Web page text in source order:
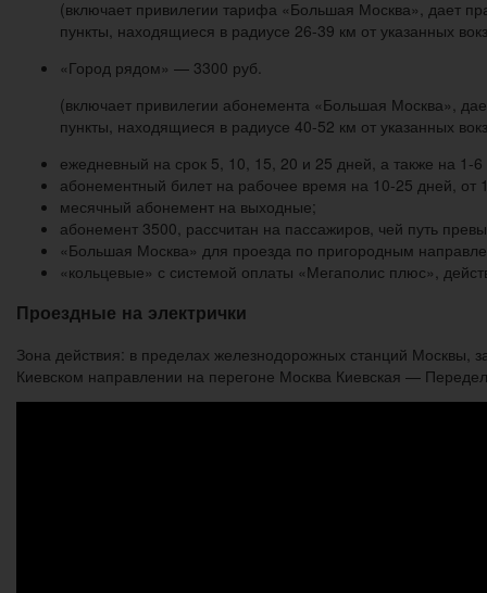
(включает привилегии тарифа «Большая Москва», дает
пункты, находящиеся в радиусе 26-39 км от указанных
«Город рядом» — 3300 руб.
(включает привилегии абонемента «Большая Москва»,
пункты, находящиеся в радиусе 40-52 км от указанных
ежедневный на срок 5, 10, 15, 20 и 25 дней, а также на 1-
абонементный билет на рабочее время на 10-25 дней, от
месячный абонемент на выходные;
абонемент 3500, рассчитан на пассажиров, чей путь
«Большая Москва» для проезда по пригородным
«кольцевые» с системой оплаты «Мегаполис плюс»,
Проездные на электрички
Зона действия: в пределах железнодорожных станций Москвы,
Киевском направлении на перегоне Москва Киевская —